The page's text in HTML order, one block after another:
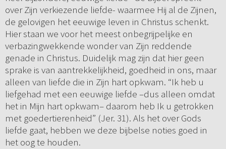
over Zijn verkiezende liefde- waarmee Hij al de Zijnen,
de gelovigen het eeuwige leven in Christus schenkt.
Hier staan we voor het meest onbegrijpelijke en
verbazingwekkende wonder van Zijn reddende
genade in Christus. Duidelijk mag zijn dat hier geen
sprake is van aantrekkelijkheid, goedheid in ons, maar
alleen van liefde die in Zijn hart opkwam. “Ik heb u
liefgehad met een eeuwige liefde –dus alleen omdat
het in Mijn hart opkwam– daarom heb Ik u getrokken
met goedertierenheid” (Jer. 31). Als het over Gods
liefde gaat, hebben we deze bijbelse noties goed in
het oog te houden.